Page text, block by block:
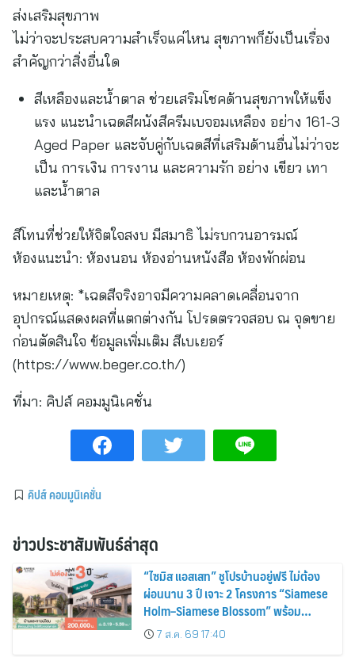
ส่งเสริมสุขภาพ
ไม่ว่าจะประสบความสำเร็จแค่ไหน สุขภาพก็ยังเป็นเรื่อง
สำคัญกว่าสิ่งอื่นใด
สีเหลืองและน้ำตาล ช่วยเสริมโชคด้านสุขภาพให้แข็ง
แรง แนะนำเฉดสีผนังสีครีมเบจอมเหลือง อย่าง 161-3
Aged Paper และจับคู่กับเฉดสีที่เสริมด้านอื่นไม่ว่าจะ
เป็น การเงิน การงาน และความรัก อย่าง เขียว เทา
และน้ำตาล
สีโทนที่ช่วยให้จิตใจสงบ มีสมาธิ ไม่รบกวนอารมณ์
ห้องแนะนำ: ห้องนอน ห้องอ่านหนังสือ ห้องพักผ่อน
หมายเหตุ: *เฉดสีจริงอาจมีความคลาดเคลื่อนจาก
อุปกรณ์แสดงผลที่แตกต่างกัน โปรดตรวจสอบ ณ จุดขาย
ก่อนตัดสินใจ ข้อมูลเพิ่มเติม สีเบเยอร์
(https://www.beger.co.th/)
ที่มา: คิปส์ คอมมูนิเคชั่น
คิปส์ คอมมูนิเคชั่น
ข่าวประชาสัมพันธ์ล่าสุด
“ไซมิส แอสเสท” ชูโปรบ้านอยู่ฟรี ไม่ต้อง
ผ่อนนาน 3 ปี เจาะ 2 โครงการ “Siamese
Holm–Siamese Blossom” พร้อม
ส่วนลดและสิทธิพิเศษถึง 31 สิงหาคม
2569
7 ส.ค. 69 17:40